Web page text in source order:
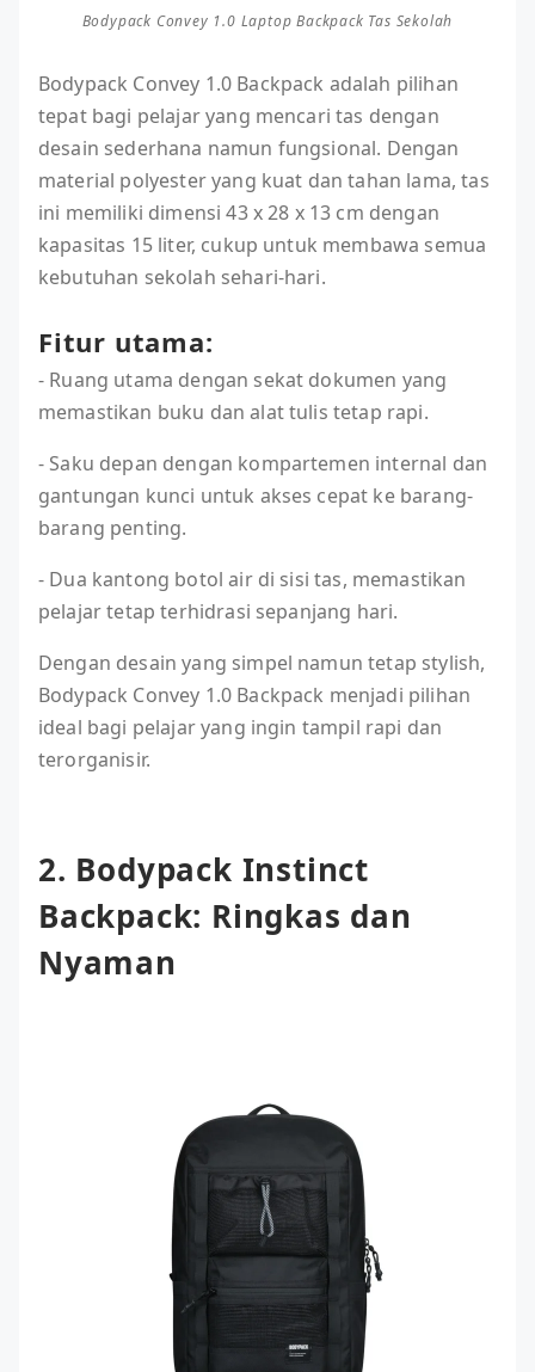
Bodypack Convey 1.0 Laptop Backpack Tas Sekolah
Bodypack Convey 1.0 Backpack adalah pilihan
tepat bagi pelajar yang mencari tas dengan
desain sederhana namun fungsional. Dengan
material polyester yang kuat dan tahan lama, tas
ini memiliki dimensi 43 x 28 x 13 cm dengan
kapasitas 15 liter, cukup untuk membawa semua
kebutuhan sekolah sehari-hari.
Fitur utama:
- Ruang utama dengan sekat dokumen yang
memastikan buku dan alat tulis tetap rapi.
- Saku depan dengan kompartemen internal dan
gantungan kunci untuk akses cepat ke barang-
barang penting.
- Dua kantong botol air di sisi tas, memastikan
pelajar tetap terhidrasi sepanjang hari.
Dengan desain yang simpel namun tetap stylish,
Bodypack Convey 1.0 Backpack menjadi pilihan
ideal bagi pelajar yang ingin tampil rapi dan
terorganisir.
2. Bodypack Instinct
Backpack: Ringkas dan
Nyaman